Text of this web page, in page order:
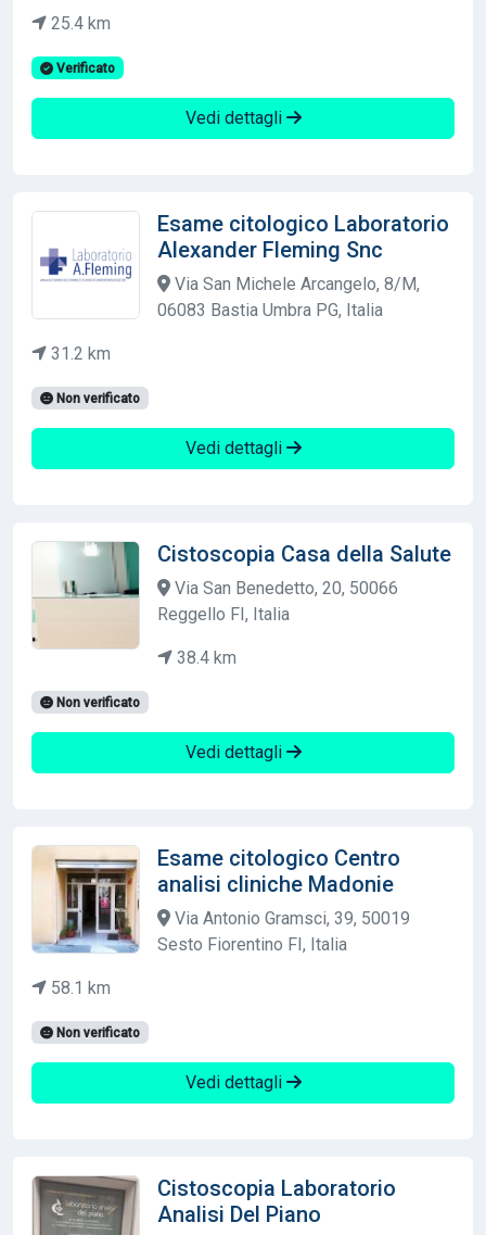
25.4 km
Verificato
Vedi dettagli
Esame citologico Laboratorio
Alexander Fleming Snc
Via San Michele Arcangelo, 8/M,
06083 Bastia Umbra PG, Italia
31.2 km
Non verificato
Vedi dettagli
Cistoscopia Casa della Salute
Via San Benedetto, 20, 50066
Reggello FI, Italia
38.4 km
Non verificato
Vedi dettagli
Esame citologico Centro
analisi cliniche Madonie
Via Antonio Gramsci, 39, 50019
Sesto Fiorentino FI, Italia
58.1 km
Non verificato
Vedi dettagli
Cistoscopia Laboratorio
Analisi Del Piano